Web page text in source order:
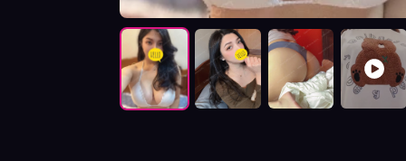
按摩師晚晚照片展示與影片介紹及客戶評